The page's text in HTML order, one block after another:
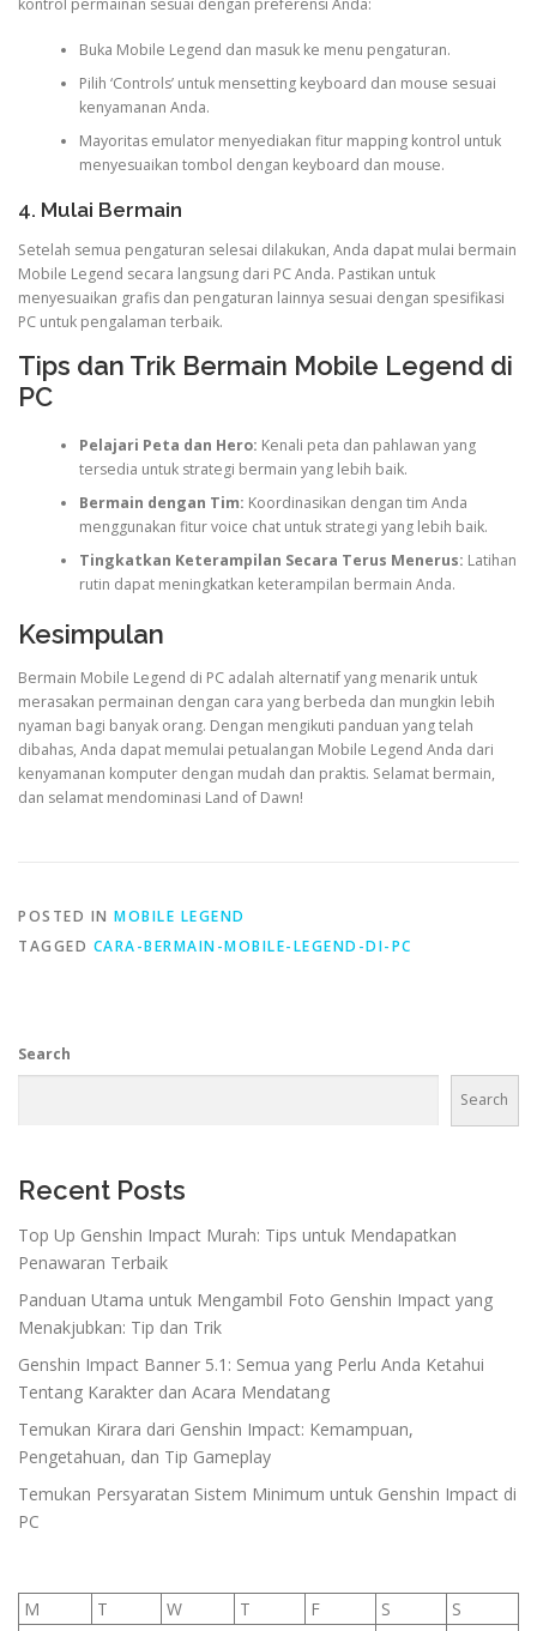
Buka Mobile Legend dan masuk ke menu pengaturan.
Pilih ‘Controls’ untuk mensetting keyboard dan mouse sesuai
kenyamanan Anda.
Mayoritas emulator menyediakan fitur mapping kontrol untuk
menyesuaikan tombol dengan keyboard dan mouse.
4. Mulai Bermain
Setelah semua pengaturan selesai dilakukan, Anda dapat mulai bermain
Mobile Legend secara langsung dari PC Anda. Pastikan untuk
menyesuaikan grafis dan pengaturan lainnya sesuai dengan spesifikasi
PC untuk pengalaman terbaik.
Tips dan Trik Bermain Mobile Legend di
PC
Pelajari Peta dan Hero: Kenali peta dan pahlawan yang
tersedia untuk strategi bermain yang lebih baik.
Bermain dengan Tim: Koordinasikan dengan tim Anda
menggunakan fitur voice chat untuk strategi yang lebih baik.
Tingkatkan Keterampilan Secara Terus Menerus: Latihan
rutin dapat meningkatkan keterampilan bermain Anda.
Kesimpulan
Bermain Mobile Legend di PC adalah alternatif yang menarik untuk
merasakan permainan dengan cara yang berbeda dan mungkin lebih
nyaman bagi banyak orang. Dengan mengikuti panduan yang telah
dibahas, Anda dapat memulai petualangan Mobile Legend Anda dari
kenyamanan komputer dengan mudah dan praktis. Selamat bermain,
dan selamat mendominasi Land of Dawn!
POSTED IN MOBILE LEGEND
TAGGED CARA-BERMAIN-MOBILE-LEGEND-DI-PC
Search
Search
Recent Posts
Top Up Genshin Impact Murah: Tips untuk Mendapatkan
Penawaran Terbaik
Panduan Utama untuk Mengambil Foto Genshin Impact yang
Menakjubkan: Tip dan Trik
Genshin Impact Banner 5.1: Semua yang Perlu Anda Ketahui
Tentang Karakter dan Acara Mendatang
Temukan Kirara dari Genshin Impact: Kemampuan,
Pengetahuan, dan Tip Gameplay
Temukan Persyaratan Sistem Minimum untuk Genshin Impact di
PC
M T W T F S S